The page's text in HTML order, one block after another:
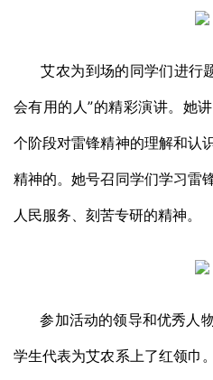
艾农为到场的同学们进行
会有用的人”的精彩演讲。她
个阶段对雷锋精神的理解和认
精神的。她号召同学们学习雷
人民服务、刻苦专研的精神。
参加活动的领导和优秀人
学生代表为艾农系上了红领巾